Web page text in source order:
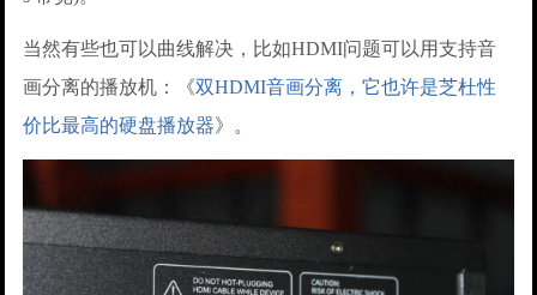
当然有些也可以曲线解决，比如HDMI问题可以用支持音
画分离的播放机：《双HDMI音画分离，它也许是芝杜性
价比最高的硬盘播放器》。